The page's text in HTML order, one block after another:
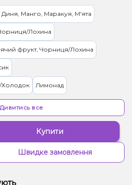
Диня, Манго, Маракуя, М'ята
Лохина
фрукт, Чорниця/Лохина
Холодок Лимонад
Манго
Лід/Холодок, Лимон, М'ята
Диня, М'ята
Дивитись все
Купити
Швидке замовлення